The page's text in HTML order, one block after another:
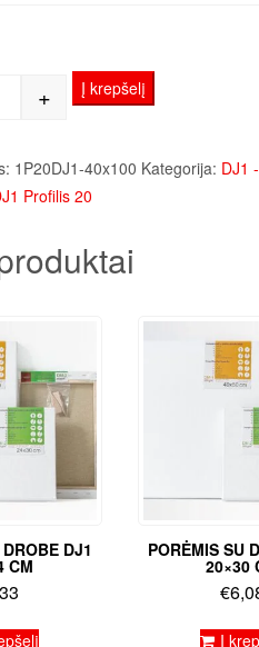
kiekis: Porėmis su drobe
+ Į krepšelį
1P20DJ1-40x100 Kategorija: DJ1
Profilis 20
DJ1
CM
PORĖMIS SU
20×30
€
Į